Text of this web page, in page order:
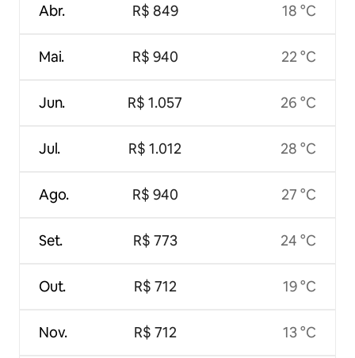
Abr.
Mai.
Jun.
Jul.
Ago.
Set.
Out.
Nov.
R$ 849
R$ 940
R$ 1.057
R$ 1.012
R$ 940
R$ 773
R$ 712
R$ 712
18 °C
22 °C
26 °C
28 °C
27 °C
24 °C
19 °C
13 °C